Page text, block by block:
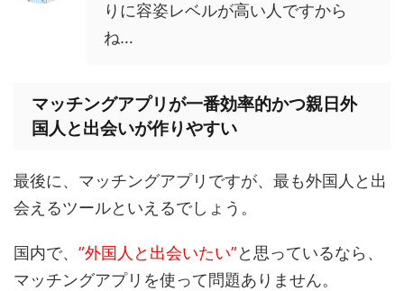
りに容姿レベルが高い人ですから
ね…
マッチングアプリが一番効率的かつ親日外
国人と出会いが作りやすい
最後に、マッチングアプリですが、最も外国人と出
会えるツールといえるでしょう。
国内で、 ”外国人と出会いたい”と思っているなら、
マッチングアプリを使って問題ありません。